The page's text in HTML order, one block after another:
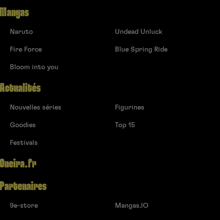
Olivier Huet
Osamu Tezuka
Pascale Simon
Peko Watanabe
Philippe Buchet
Riku Sanjô
RINTARO
Rodolphe Gicquel
Runberg (Sylvain)
Ryosuke Takeuchi
Mangas
Naruto
Fire Force
Bloom into you
Undead Unluck
Blue Spring Ride
Actualités
Nouvelles séries
Goodies
Festivals
Figurines
Top 15
Oneira.fr
Partenaires
9e-store Mangas.IO